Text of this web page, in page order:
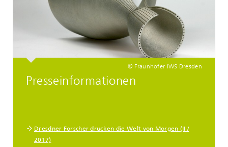
© Fraunhofer IWS Dresden
Presseinformationen
Dresdner Forscher drucken die Welt von Morgen (II /
2017)